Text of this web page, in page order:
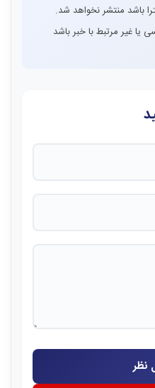
باشد منتشر نخواهد شد.
یا غیر مرتبط با خبر باشد
نظر